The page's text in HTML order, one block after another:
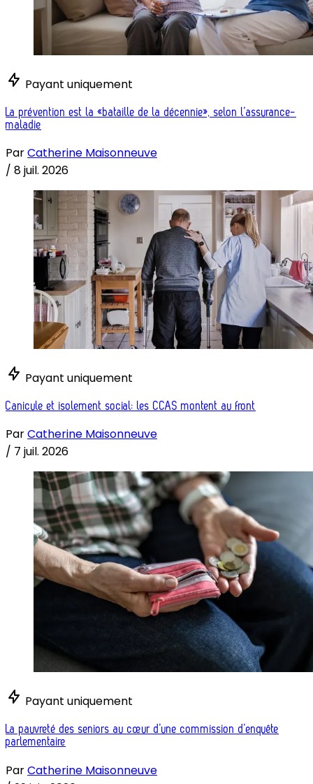
Payant uniquement
La prévention est la «bataille de la décennie», selon l’assurance-
maladie
ParCatherine Maisonneuve
/ 8 juil. 2026
Payant uniquement
Canicule et isolement social: les CCAS montent au front
ParCatherine Maisonneuve
/ 7 juil. 2026
Payant uniquement
La pauvreté des seniors au cœur d’une commission d’enquête
parlementaire
ParCatherine Maisonneuve